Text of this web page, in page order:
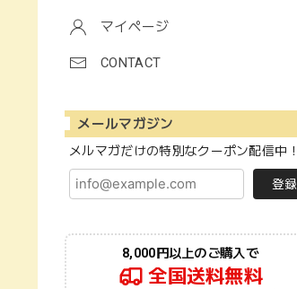
マイページ
CONTACT
メールマガジン
メルマガだけの特別なクーポン配信中！
登録
8,000円以上のご購入で
全国送料無料